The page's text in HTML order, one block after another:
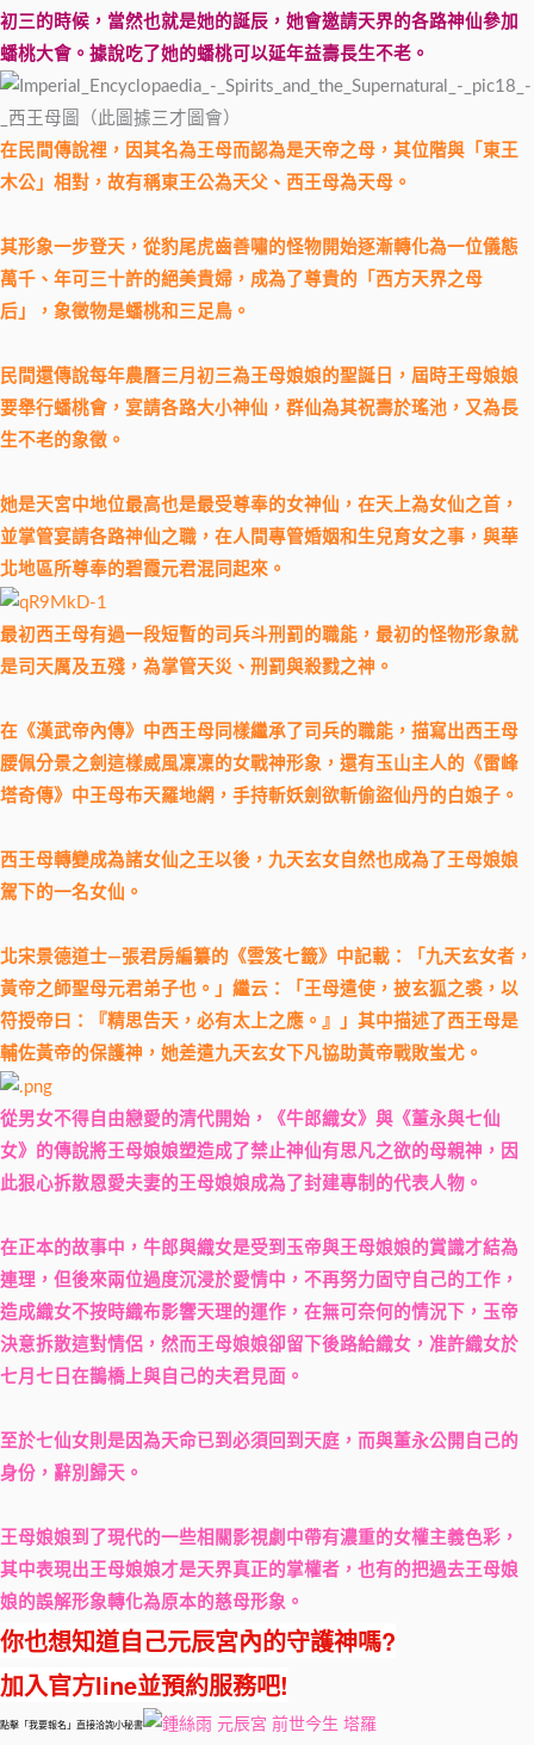
初三的時候，當然也就是她的誕辰，她會邀請天界的各路神仙參加
蟠桃大會。據說吃了她的蟠桃可以延年益壽長生不老。
在民間傳說裡，因其名為王母而認為是天帝之母，其位階與「東王
木公」相對，故有稱東王公為天父、西王母為天母。
其形象一步登天，從豹尾虎齒善嘯的怪物開始逐漸轉化為一位儀態
萬千、年可三十許的絕美貴婦，成為了尊貴的「西方天界之母
后」，象徵物是蟠桃和三足鳥。
民間還傳說每年農曆三月初三為王母娘娘的聖誕日，屆時王母娘娘
要舉行蟠桃會，宴請各路大小神仙，群仙為其祝壽於瑤池，又為長
生不老的象徵。
她是天宮中地位最高也是最受尊奉的女神仙，在天上為女仙之首，
並掌管宴請各路神仙之職，在人間專管婚姻和生兒育女之事，與華
北地區所尊奉的碧霞元君混同起來。
最初西王母有過一段短暫的司兵斗刑罰的職能，最初的怪物形象就
是司天厲及五殘，為掌管天災、刑罰與殺戮之神。
在《漢武帝內傳》中西王母同樣繼承了司兵的職能，描寫出西王母
腰佩分景之劍這樣威風凜凜的女戰神形象，還有玉山主人的《雷峰
塔奇傳》中王母布天羅地網，手持斬妖劍欲斬偷盜仙丹的白娘子。
西王母轉變成為諸女仙之王以後，九天玄女自然也成為了王母娘娘
駕下的一名女仙。
北宋景德道士—張君房編纂的《雲笈七籤》中記載：「九天玄女者，
黃帝之師聖母元君弟子也。」繼云：「王母遣使，披玄狐之裘，以
符授帝曰：『精思告天，必有太上之應。』」其中描述了西王母是
輔佐黃帝的保護神，她差遣九天玄女下凡協助黃帝戰敗蚩尤。
從男女不得自由戀愛的清代開始，《牛郎織女》與《董永與七仙
女》的傳說將王母娘娘塑造成了禁止神仙有思凡之欲的母親神，因
此狠心拆散恩愛夫妻的王母娘娘成為了封建專制的代表人物。
在正本的故事中，牛郎與織女是受到玉帝與王母娘娘的賞識才結為
連理，但後來兩位過度沉浸於愛情中，不再努力固守自己的工作，
造成織女不按時織布影響天理的運作，在無可奈何的情況下，玉帝
決意拆散這對情侶，然而王母娘娘卻留下後路給織女，准許織女於
七月七日在鵲橋上與自己的夫君見面。
至於七仙女則是因為天命已到必須回到天庭，而與董永公開自己的
身份，辭別歸天。
王母娘娘到了現代的一些相關影視劇中帶有濃重的女權主義色彩，
其中表現出王母娘娘才是天界真正的掌權者，也有的把過去王母娘
娘的誤解形象轉化為原本的慈母形象。
你也想知道自己元辰宮內的守護神嗎?
加入官方line並預約服務吧!
點擊「我要報名」直接洽詢小秘書